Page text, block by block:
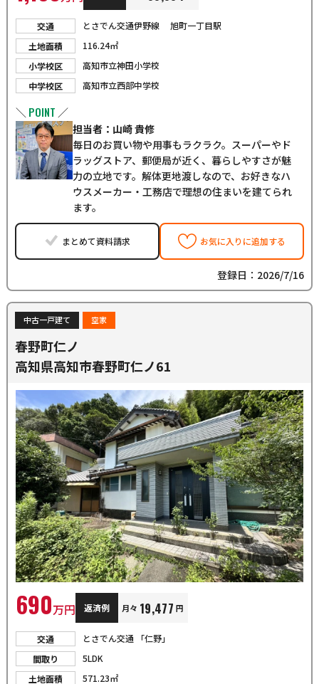
交通
とさでん交通伊野線 旭町一丁目駅
土地面積
116.24㎡
小学校区
高知市立神田小学校
中学校区
高知市立西部中学校
＼ POINT ／
担当者：山崎 貴修
毎日のお買い物や用事もラクラク。スーパーやド
ラッグストア、郵便局が近く、暮らしやすさが魅
力の立地です。解体更地渡しなので、お好きなハ
ウスメーカー・工務店で理想の住まいを建てられ
ます。
まとめて資料請求 お気に入りに追加する
登録日：2026/7/16
中古一戸建て 空家
春野町仁ノ
高知県高知市春野町仁ノ61
690万円 返済例 月々 19,477 円
交通
とさでん交通 「仁野」
間取り
5LDK
土地面積
571.23㎡